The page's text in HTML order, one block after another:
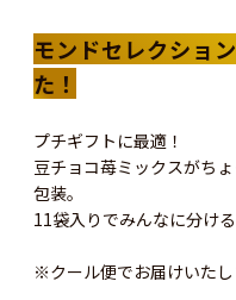
モンドセレクショ
た！
プチギフトに最適！
豆チョコ苺ミックスがち
包装。
11袋入りでみんなに分け
※クール便でお届けいたし